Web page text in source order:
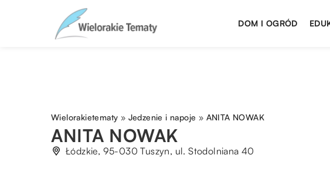
DOM I OGRÓD
Wielorakietematy » Jedzenie i napoje » ANITA NOWAK
ANITA NOWAK
Łódzkie, 95-030 Tuszyn, ul. Stodolniana 40